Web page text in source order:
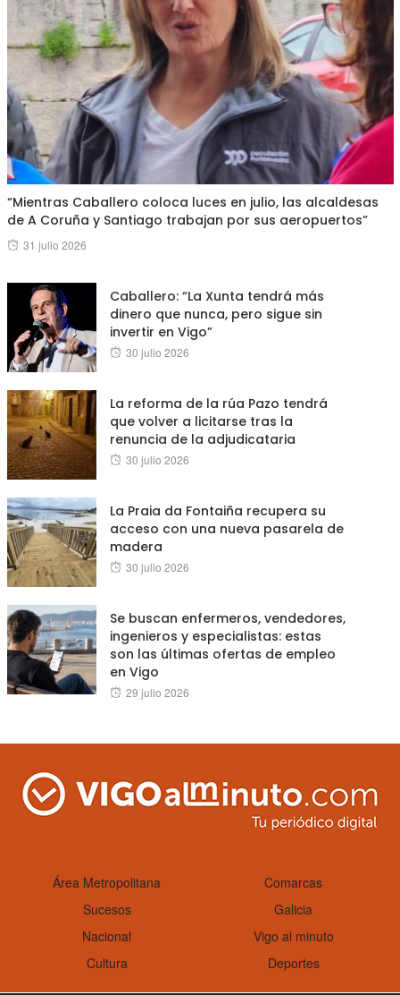
“Mientras Caballero coloca luces en julio, las alcaldesas
de A Coruña y Santiago trabajan por sus aeropuertos”
Posted
31 julio 2026
Caballero: “La Xunta tendrá más
dinero que nunca, pero sigue sin
invertir en Vigo”
Posted
30 julio 2026
La reforma de la rúa Pazo tendrá
que volver a licitarse tras la
renuncia de la adjudicataria
Posted
30 julio 2026
La Praia da Fontaiña recupera su
acceso con una nueva pasarela de
madera
Posted
30 julio 2026
Se buscan enfermeros, vendedores,
ingenieros y especialistas: estas
son las últimas ofertas de empleo
en Vigo
Posted
29 julio 2026
Área Metropolitana
Comarcas
Sucesos
Galicia
Nacional
Vigo al minuto
Cultura
Deportes